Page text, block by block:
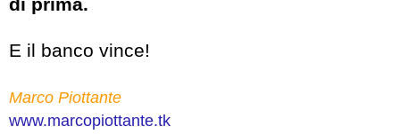
E il banco vince!
Marco Piottante
www.marcopiottante.tk